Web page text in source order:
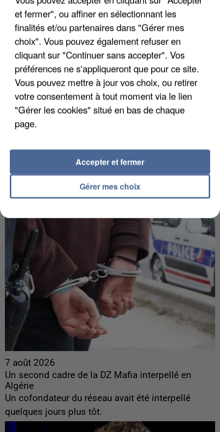
Les données de 300 000 clients dérobées à
Intermarché après une...
Les données bancaires ne seraient pas
7 août 2026
Un second cadre de la DZ Mafia interpellé en
Algérie
Un cofondateur du réseau avait été interpellé
quelques jours plus tôt.
et fermer", ou affiner en sélectionnant les
finalités et/ou partenaires dans "Gérer mes
choix". Vous pouvez également refuser en
cliquant sur "Continuer sans accepter". Vos
préférences ne s'appliqueront que pour ce site.
Vous pouvez mettre à jour vos choix, ou retirer
votre consentement à tout moment via le lien
"Gérer les cookies" situé en bas de chaque
page.
Gérer mes choix
Accepter et fermer